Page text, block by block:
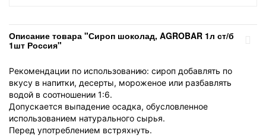
Описание товара "Сироп шоколад, AGROBAR 1л ст/б
1шт Россия"
Рекомендации по использованию: сироп добавлять по
вкусу в напитки, десерты, мороженое или разбавлять
водой в соотношении 1:6.
Допускается выпадение осадка, обусловленное
использованием натурального сырья.
Перед употреблением встряхнуть.